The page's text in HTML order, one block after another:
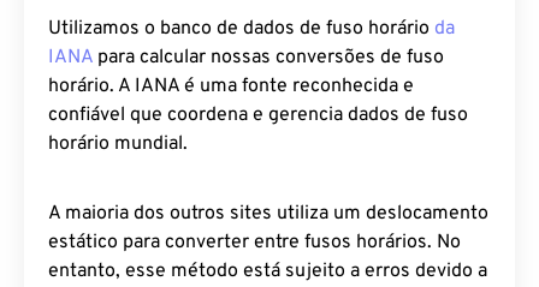
Utilizamos o banco de dados de fuso horário da
IANA para calcular nossas conversões de fuso
horário. A IANA é uma fonte reconhecida e
confiável que coordena e gerencia dados de fuso
horário mundial.
A maioria dos outros sites utiliza um deslocamento
estático para converter entre fusos horários. No
entanto, esse método está sujeito a erros devido a